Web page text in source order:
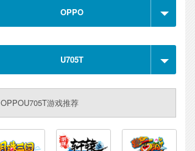
OPPO
U705T
OPPOU705T游戏推荐